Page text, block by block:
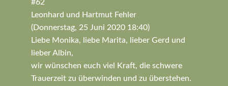
#62
Leonhard und Hartmut Fehler
(Donnerstag, 25 Juni 2020 18:40)
Liebe Monika, liebe Marita, lieber Gerd und
lieber Albin,
wir wünschen euch viel Kraft, die schwere
Trauerzeit zu überwinden und zu überstehen.